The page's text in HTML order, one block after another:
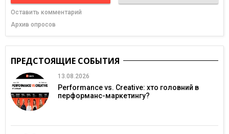
Оставить комментарий
Архив опросов
ПРЕДСТОЯЩИЕ СОБЫТИЯ
13.08.2026
Performance vs. Creative: хто головний в
перформанс-маркетингу?